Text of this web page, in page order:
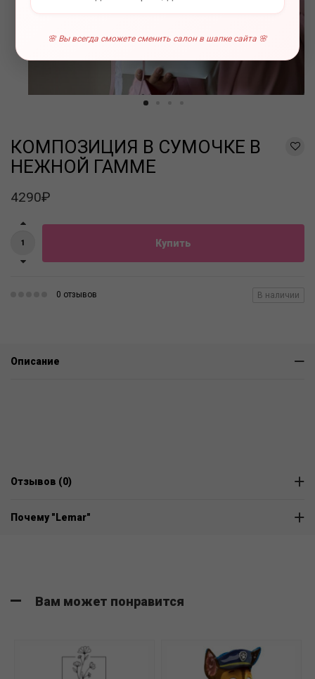
🌸 Вы всегда сможете сменить салон в шапке сайта 🌸
КОМПОЗИЦИЯ В СУМОЧКЕ В
НЕЖНОЙ ГАММЕ
4290₽
Купить
0 отзывов В наличии
Описание
Отзывов (0)
Почему "Lemar"
Вам может понравится